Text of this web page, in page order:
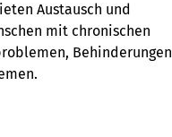
Austausch und
mit chronischen
Behinderungen